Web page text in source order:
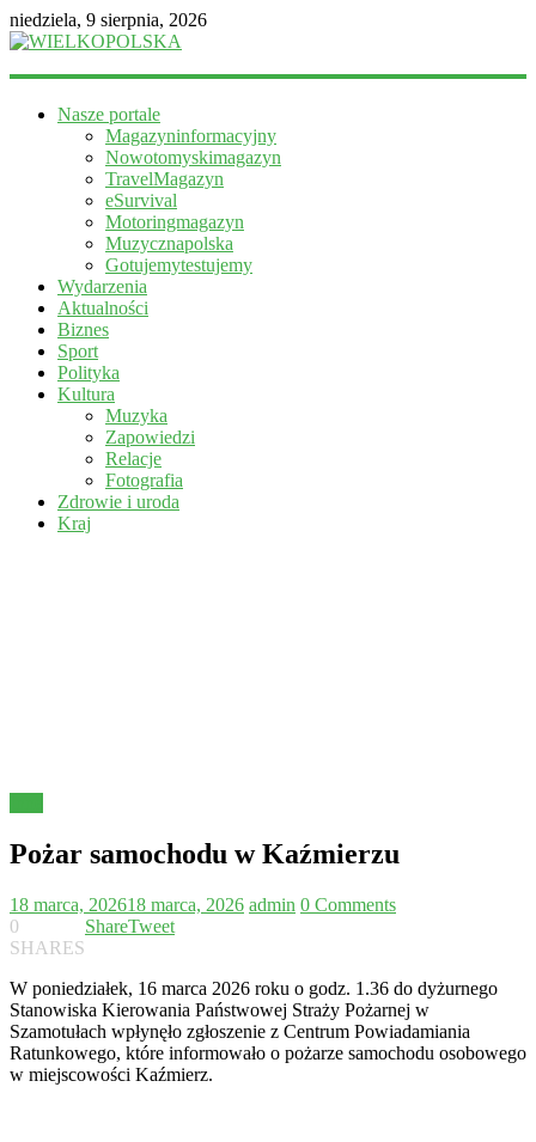
niedziela, 9 sierpnia, 2026
WIELKOPOLSKA
informacyjny
Nasze portale
Magazyninformacyjny
Nowotomyskimagazyn
TravelMagazyn
eSurvival
Motoringmagazyn
Muzycznapolska
Gotujemytestujemy
Wydarzenia
Aktualności
Biznes
Sport
Polityka
Kultura
Muzyka
Zapowiedzi
Relacje
Fotografia
Zdrowie i uroda
Kraj
Pożar samochodu w Kaźmierzu
18 marca, 202618 marca, 2026 admin 0 Comments
0
SHARES
ShareTweet
W poniedziałek, 16 marca 2026 roku o godz. 1.36 do dyżurnego
Stanowiska Kierowania Państwowej Straży Pożarnej w
Szamotułach wpłynęło zgłoszenie z Centrum Powiadamiania
Ratunkowego, które informowało o pożarze samochodu osobowego
w miejscowości Kaźmierz.